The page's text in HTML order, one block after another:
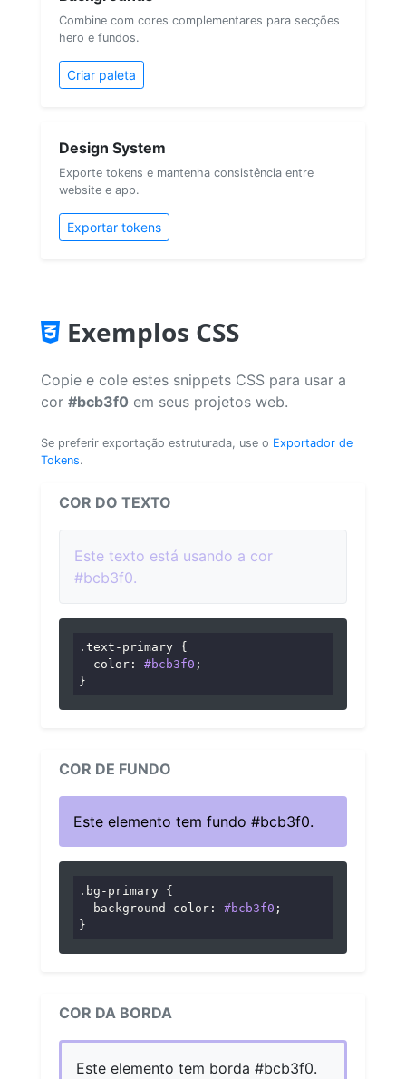
Combine com cores complementares para secções
hero e fundos.
Criar paleta
Design System
Exporte tokens e mantenha consistência entre
website e app.
Exportar tokens
Exemplos CSS
Copie e cole estes snippets CSS para usar a
cor #bcb3f0 em seus projetos web.
Se preferir exportação estruturada, use o Exportador de
Tokens.
COR DO TEXTO
Este texto está usando a cor
#bcb3f0.
.text-primary {
color : #bcb3f0 ;
}
COR DE FUNDO
Este elemento tem fundo #bcb3f0.
.bg-primary {
background-color : #bcb3f0 ;
}
COR DA BORDA
Este elemento tem borda #bcb3f0.